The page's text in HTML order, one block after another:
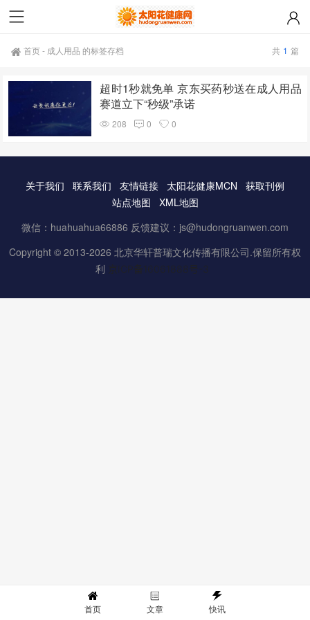
首页- 成人用品 的标签存档 共 1 篇
超时1秒就免单 京东买药秒送在成人用品
赛道立下“秒级”承诺
208 0 0
关于我们 联系我们 友情链接 太阳花健康MCN
获取刊例
站点地图
XML地图
微信：huahuahua66886 反馈建议：js@hudongruanwen.com
Copyright © 2013-2026 北京华轩普瑞文化传播有限公司.保留所有权
利 京ICP备16061888号-3
首页 文章 快讯